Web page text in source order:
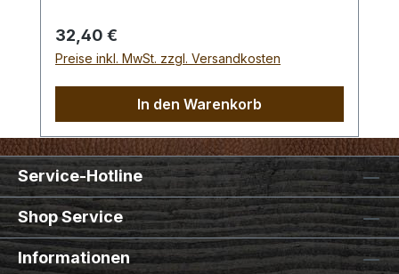
Schlagfläche. Wenig Rückschlag durch
schlagabsorbierenden Poly -
Hammerkopf. 240 gr Gesamtgewicht /
Regulärer Preis:
32,40 €
Preise inkl. MwSt. zzgl. Versandkosten
In den Warenkorb
Service-Hotline
Shop Service
Informationen